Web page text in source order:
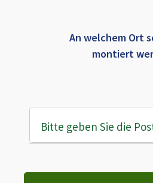
An welchem Ort
montiert
Bitte geben Sie die